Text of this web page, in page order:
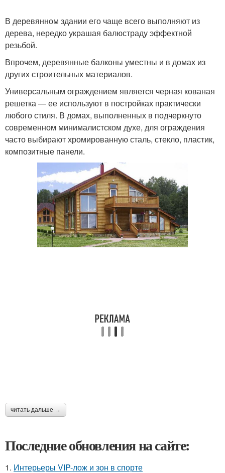
В деревянном здании его чаще всего выполняют из
дерева, нередко украшая балюстраду эффектной
резьбой.
Впрочем, деревянные балконы уместны и в домах из
других строительных материалов.
Универсальным ограждением является черная кованая
решетка — ее используют в постройках практически
любого стиля. В домах, выполненных в подчеркнуто
современном минималистском духе, для ограждения
часто выбирают хромированную сталь, стекло, пластик,
композитные панели.
читать дальше →
Последние обновления на сайте:
1. Интерьеры VIP-лож и зон в спорте